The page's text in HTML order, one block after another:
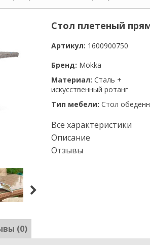
Стол плетеный
Артикул: 1600900750
Бренд: Mokka
Материал: Сталь +
искусственный ротанг
Тип мебели: Стол
Все характеристики
Описание
Отзывы
(0)